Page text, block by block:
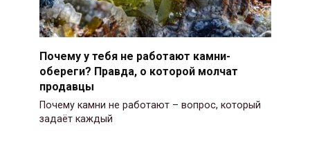
Почему у тебя не работают камни-
обереги? Правда, о которой молчат
продавцы
Почему камни не работают – вопрос, который
задаёт каждый